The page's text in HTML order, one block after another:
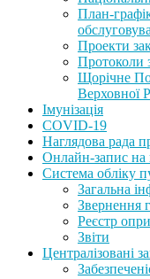
План-
Проекти
Протоколи
Щорічне
Верховної
Імунізація
COVID-19
Наглядова рада
Онлайн-запис на
Система обліку
Загальна
Звернення
Реєстр
Звіти
Централізовані